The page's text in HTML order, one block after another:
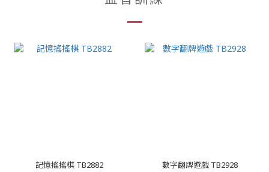
記憶搖搖棋 TB2882 數字翻牌遊戲 TB2928